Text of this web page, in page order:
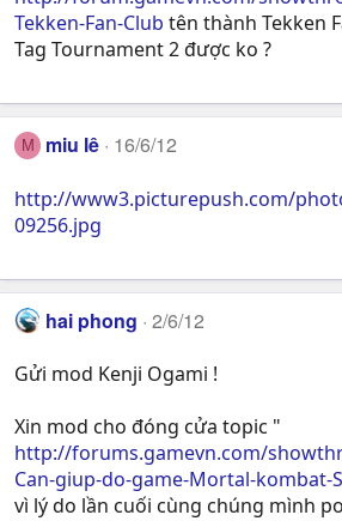
Tekken-Fan-Club tên thành Tekken
Tag Tournament 2 được ko ?
M miu lê 16/6/12
http://www3.picturepush.com/
09256.jpg
hai phong 2/6/12
Gửi mod Kenji Ogami !
Xin mod cho đóng cửa topic "
http://forums.gamevn.com/
Can-giup-do-game-Mortal-kombat-
vì lý do lần cuối cùng chúng mình